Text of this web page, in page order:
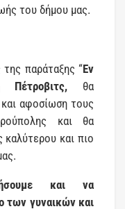
του δήμου μας.
της παράταξης “Εν
θα
αφοσίωση τους
και θα
καλύτερου και πιο
και να
των γυναικών και